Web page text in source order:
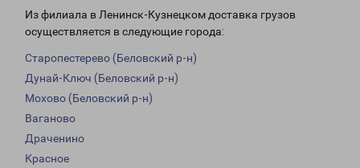
Из филиала в Ленинск-Кузнецком доставка грузов
осуществляется в следующие города:
Старопестерево (Беловский р-н)
Дунай-Ключ (Беловский р-н)
Мохово (Беловский р-н)
Ваганово
Драченино
Красное